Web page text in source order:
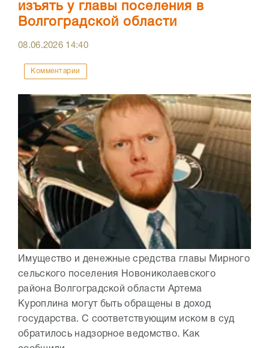
изъять у главы поселения в
Волгоградской области
08.06.2026 14:40
Комментарии
Имущество и денежные средства главы Мирного
сельского поселения Новониколаевского
района Волгоградской области Артема
Куроплина могут быть обращены в доход
государства. С соответствующим иском в суд
обратилось надзорное ведомство. Как